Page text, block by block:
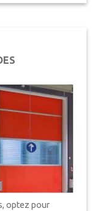
optez pour